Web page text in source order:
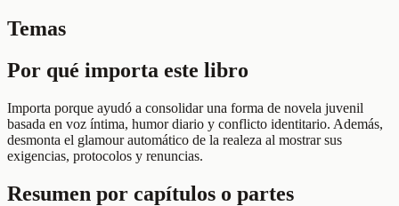
Temas
Por qué importa este libro
Importa porque ayudó a consolidar una forma de novela juvenil
basada en voz íntima, humor diario y conflicto identitario. Además,
desmonta el glamour automático de la realeza al mostrar sus
exigencias, protocolos y renuncias.
Resumen por capítulos o partes